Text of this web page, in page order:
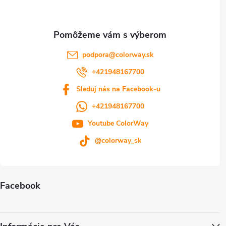
Facebook
podpora@colorway.sk
+421948167700
Sleduj nás na Facebook-u
+421948167700
Youtube ColorWay
@colorway_sk